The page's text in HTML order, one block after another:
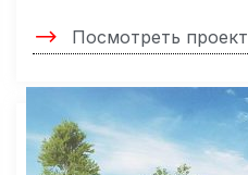
Посмотреть проект